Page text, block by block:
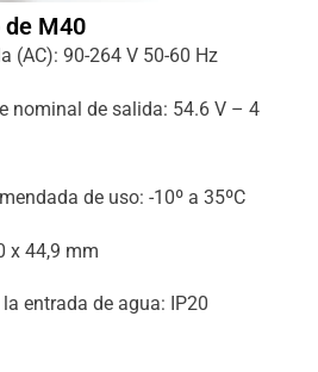
de M40
(AC): 90-264 V 50-60 Hz
nominal de salida: 54.6 V – 4
de uso: -10º a 35ºC
x 44,9 mm
entrada de agua: IP20